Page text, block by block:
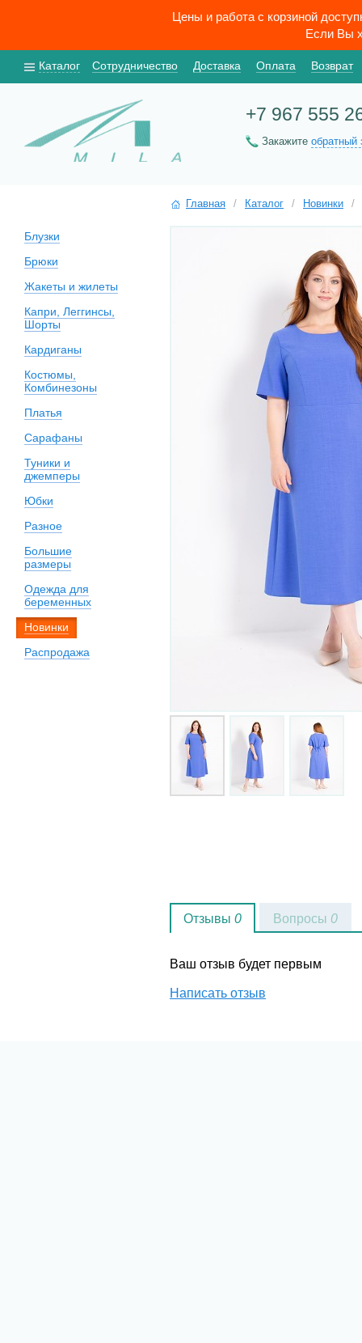
Цены и работа с корзиной
Если Вы
Каталог Сотрудничество Доставка Оплата Возврат
+7 967 555
Закажите обратный
Блузки
Брюки
Жакеты и жилеты
Капри, Леггинсы,
Шорты
Кардиганы
Костюмы,
Комбинезоны
Платья
Сарафаны
Туники и
джемперы
Юбки
Разное
Большие
размеры
Одежда для
беременных
Новинки
Распродажа
Главная / Каталог / Новинки /
Отзывы 0
Ваш отзыв будет первым
Написать отзыв
Вопросы 0